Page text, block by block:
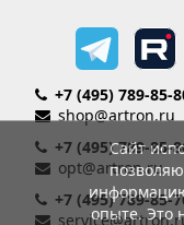
+7 (495) 789-85-
shop@artron.ru
+7 (495) 789-85-
opt@artron.ru
+7 (495) 789-85-
Сайт
опыте. Это